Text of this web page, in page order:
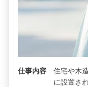
仕事内容
住宅や木
に設置さ